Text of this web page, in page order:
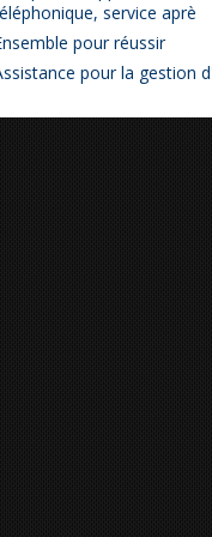
service aprè
pour réussir
pour la gestion